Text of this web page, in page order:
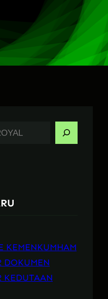
KEMENKUMHAM
DOKUMEN
KEDUTAAN